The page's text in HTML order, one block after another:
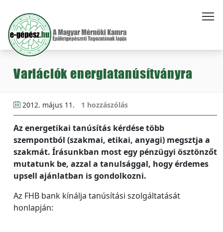
Variációk energiatanúsítványra
2012. május 11. 1 hozzászólás
Az energetikai tanúsítás kérdése több
szempontból (szakmai, etikai, anyagi) megsztja a
szakmát. Írásunkban most egy pénzügyi ösztönzőt
mutatunk be, azzal a tanulsággal, hogy érdemes
upsell ajánlatban is gondolkozni.
Az FHB bank kínálja tanúsítási szolgáltatását
honlapján: